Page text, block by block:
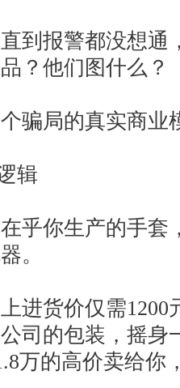
报警都没想通
？他们图什么？
局的真实商业
辑
你生产的手套
。
货价仅需1200
司的包装，摇身
万的高价卖给你